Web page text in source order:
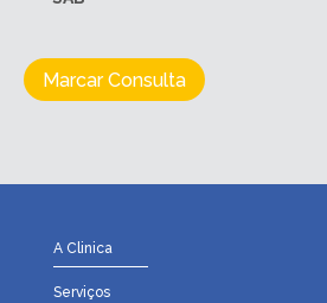
Marcar Consulta
A Clinica
Serviços